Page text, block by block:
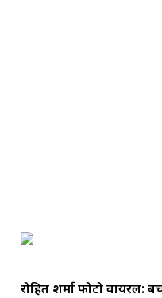
रोहित शर्मा फोटो वायरल: